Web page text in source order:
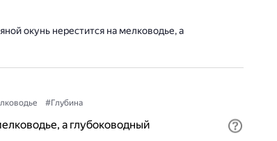
окунь нерестится на мелководье, а
#Глубина
а глубоководный